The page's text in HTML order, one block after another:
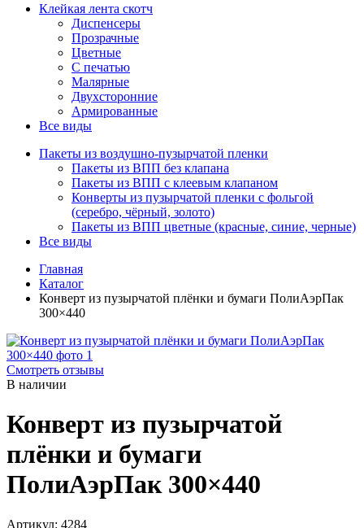
Клейкая лента скотч
Диспенсеры
Прозрачные
Цветные
С печатью
Малярные
Двухсторонние
Армированные
Все виды
Пакеты из воздушно-пузырчатой пленки
Пакеты из ВПП без клапана
Пакеты из ВПП с клеевым клапаном
Конверты из пузырчатой пленки с фольгой
(серебро, чёрный, золото)
Пакеты из ВПП цветные (красные, синие, черные)
Все виды
Главная
Каталог
Конверт из пузырчатой плёнки и бумаги ПолиАэрПак
300×440
Смотреть отзывы
В наличии
Конверт из пузырчатой
плёнки и бумаги
ПолиАэрПак 300×440
Артикул: 4284